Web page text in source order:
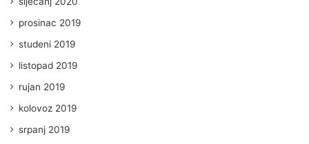
prosinac 2019
studeni 2019
listopad 2019
rujan 2019
kolovoz 2019
srpanj 2019